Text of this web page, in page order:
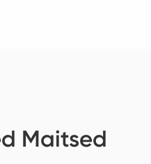
Maitsed